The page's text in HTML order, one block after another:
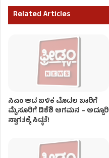
Related Articles
ಸಿಎಂ ಆದ ಬಳಿಕ ಮೊದಲ ಬಾರಿಗೆ
ಮೈಸೂರಿಗೆ ಡಿಕೆಶಿ ಆಗಮನ – ಅದ್ದೂರಿ
ಸ್ವಾಗತಕ್ಕೆ ಸಿದ್ಧತೆ!